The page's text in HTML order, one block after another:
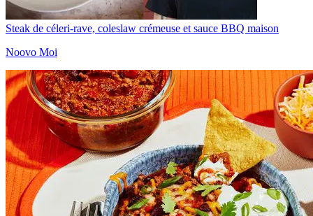
Steak de céleri-rave, coleslaw crémeuse et sauce BBQ maison
Noovo Moi